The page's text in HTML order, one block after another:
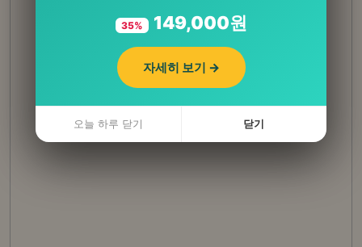
35% 29,800원
자세히 보기 →
오늘 하루 닫기 닫기
35% 149,000원
자세히 보기 →
오늘 하루 닫기 닫기